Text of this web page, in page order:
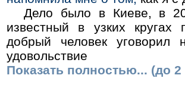
Дело было в Киеве, в
известный в узких кругах
добрый человек
удовольствие
Показать полностью... (до